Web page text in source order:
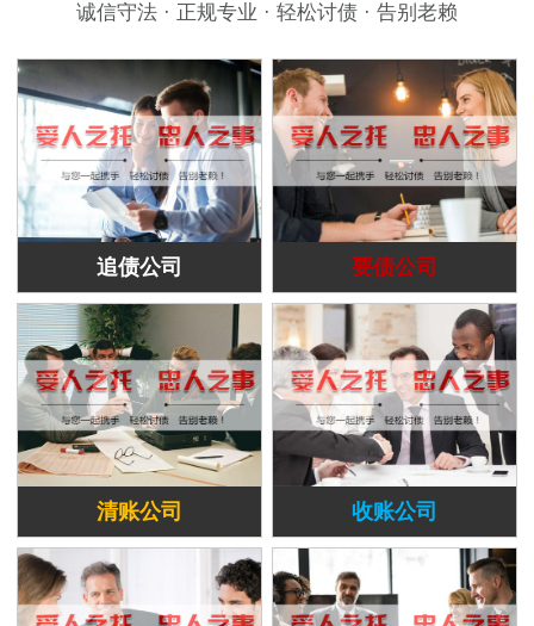
诚信守法 · 正规专业 · 轻松讨债 · 告别老赖
追债公司 要债公司
清账公司 收账公司